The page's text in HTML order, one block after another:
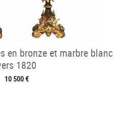
en bronze et marbre blanc
1820
10 500 €